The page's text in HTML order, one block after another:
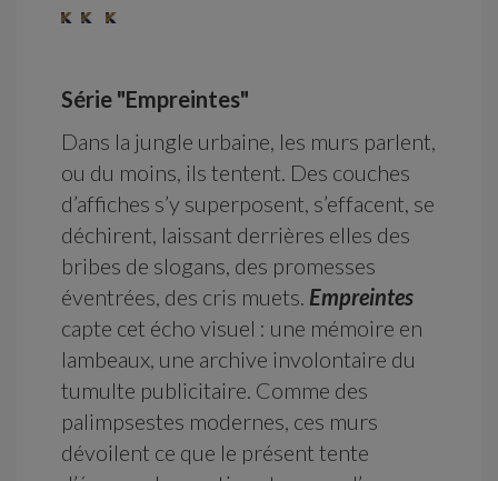
Série "Empreintes"
Dans la jungle urbaine, les murs parlent,
ou du moins, ils tentent. Des couches
d’affiches s’y superposent, s’effacent, se
déchirent, laissant derrières elles des
bribes de slogans, des promesses
éventrées, des cris muets. Empreintes
capte cet écho visuel : une mémoire en
lambeaux, une archive involontaire du
tumulte publicitaire. Comme des
palimpsestes modernes, ces murs
dévoilent ce que le présent tente